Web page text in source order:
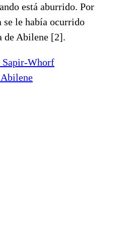
está aburrido. Por
se le había ocurrido
de Abilene [2].
Sapir-Whorf